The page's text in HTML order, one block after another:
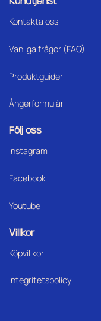
Kontakta oss
Vanliga frågor (FAQ)
Produktguider
Ångerformulär
Följ oss
Instagram
Facebook
Youtube
Villkor
Köpvillkor
Integritetspolicy